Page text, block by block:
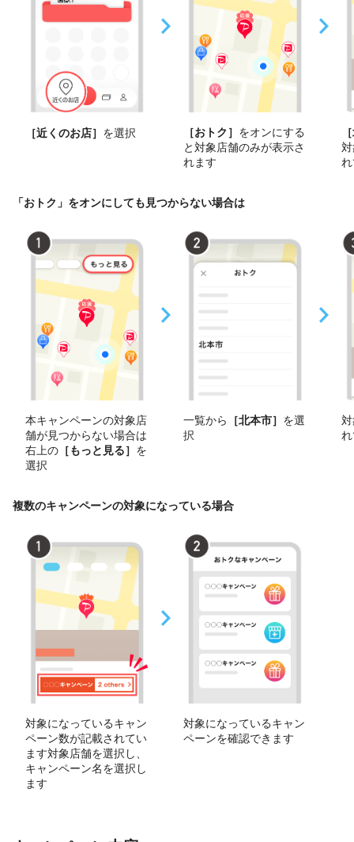
［近くのお店］ を選択 ［おトク］ をオンにする
と対象店舗のみが表示さ
れます
「おトク」をオンにしても見つからない場合は
本キャンペーンの対象店
舗が見つからない場合は
右上の ［もっと見る］ を
選択
一覧から ［北本市］ を選
択
複数のキャンペーンの対象になっている場合
対象になっているキャン
ペーン数が記載されてい
ます対象店舗を選択し、
キャンペーン名を選択し
ます
対象になっているキャン
ペーンを確認できます